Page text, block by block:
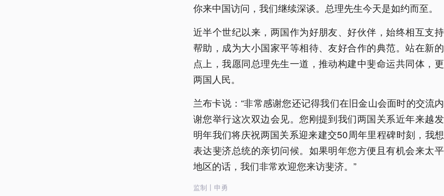
你来中国访问，我们继续深谈。总理先生今天是如约而至。
近半个世纪以来，两国作为好朋友、好伙伴，始终相互支
帮助，成为大小国家平等相待、友好合作的典范。站在新
点上，我愿同总理先生一道，推动构建中斐命运共同体，
两国人民。
兰布卡说：“非常感谢您还记得我们在旧金山会面时的交流
谢您举行这次双边会见。您刚提到我们两国关系近年来越
明年我们将庆祝两国关系迎来建交50周年里程碑时刻，我
表达斐济总统的亲切问候。如果明年您方便且有机会来太
地区的话，我们非常欢迎您来访斐济。”
监制丨申勇